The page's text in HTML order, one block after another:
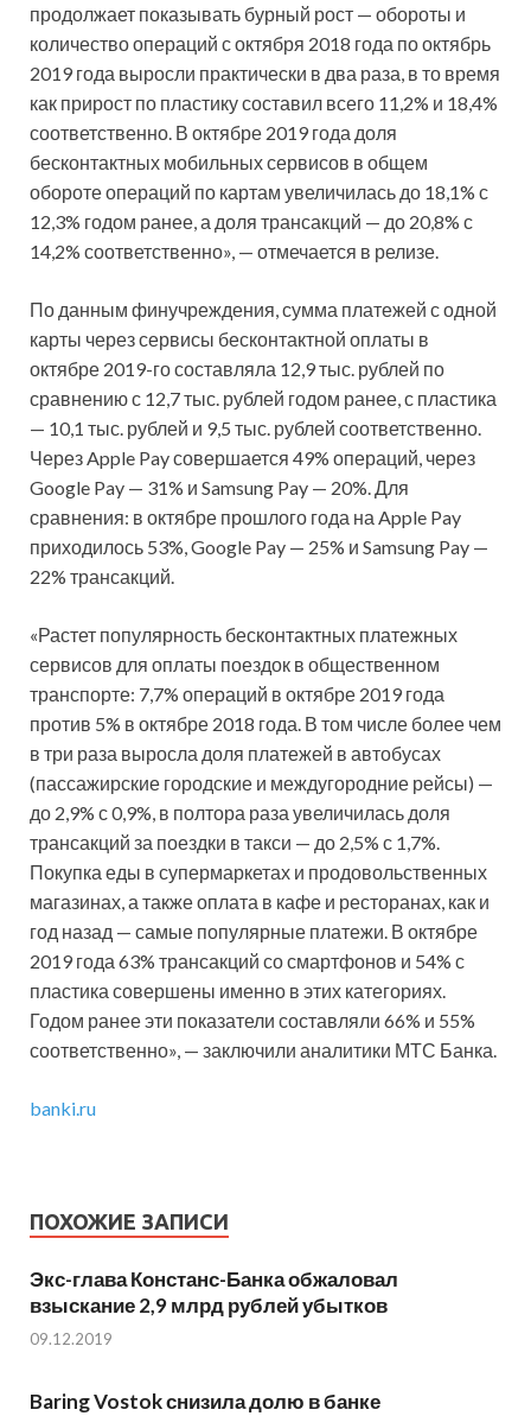
продолжает показывать бурный рост — обороты и
количество операций с октября 2018 года по октябрь
2019 года выросли практически в два раза, в то время
как прирост по пластику составил всего 11,2% и 18,4%
соответственно. В октябре 2019 года доля
бесконтактных мобильных сервисов в общем
обороте операций по картам увеличилась до 18,1% с
12,3% годом ранее, а доля трансакций — до 20,8% с
14,2% соответственно», — отмечается в релизе.
По данным финучреждения, сумма платежей с одной
карты через сервисы бесконтактной оплаты в
октябре 2019-го составляла 12,9 тыс. рублей по
сравнению с 12,7 тыс. рублей годом ранее, с пластика
— 10,1 тыс. рублей и 9,5 тыс. рублей соответственно.
Через Apple Pay совершается 49% операций, через
Google Pay — 31% и Samsung Pay — 20%. Для
сравнения: в октябре прошлого года на Apple Pay
приходилось 53%, Google Pay — 25% и Samsung Pay —
22% трансакций.
«Растет популярность бесконтактных платежных
сервисов для оплаты поездок в общественном
транспорте: 7,7% операций в октябре 2019 года
против 5% в октябре 2018 года. В том числе более чем
в три раза выросла доля платежей в автобусах
(пассажирские городские и междугородние рейсы) —
до 2,9% с 0,9%, в полтора раза увеличилась доля
трансакций за поездки в такси — до 2,5% с 1,7%.
Покупка еды в супермаркетах и продовольственных
магазинах, а также оплата в кафе и ресторанах, как и
год назад — самые популярные платежи. В октябре
2019 года 63% трансакций со смартфонов и 54% с
пластика совершены именно в этих категориях.
Годом ранее эти показатели составляли 66% и 55%
соответственно», — заключили аналитики МТС Банка.
banki.ru
ПОХОЖИЕ ЗАПИСИ
Экс-глава Констанс-Банка обжаловал
взыскание 2,9 млрд рублей убытков
09.12.2019
Baring Vostok снизила долю в банке